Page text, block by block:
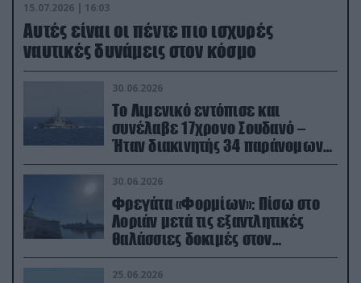
15.07.2026 | 16:03
Aυτές είναι οι πέντε πιο ισχυρές
ναυτικές δυνάμεις στον κόσμο
30.06.2026
Το Λιμενικό εντόπισε και
συνέλαβε 17χρονο Σουδανό –
Ήταν διακινητής 34 παράνομων
μεταναστών
30.06.2026
Φρεγάτα «Φορμίων»: Πίσω στο
Λοριάν μετά τις εξαντλητικές
θαλάσσιες δοκιμές στον
απαιτητικό Βισκαϊκό
25.06.2026